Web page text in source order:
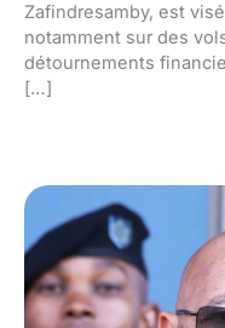
Zafindresamby, est
notamment sur des
détournements
[…]